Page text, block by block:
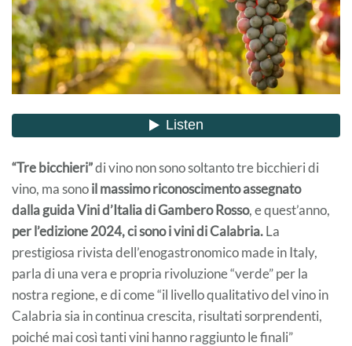
“Tre bicchieri”di vino non sono soltanto tre bicchieri di
vino, ma sonoil massimo riconoscimento assegnato
dalla guida Vini d’Italia di Gambero Rosso, e quest’anno,
per l’edizione 2024, ci sono i vini di Calabria.La
prestigiosa rivista dell’enogastronomico made in Italy,
parla di una vera e propria rivoluzione “verde” per la
nostra regione, e di come “il livello qualitativo del vino in
Calabria sia in continua crescita, risultati sorprendenti,
poiché mai così tanti vini hanno raggiunto le finali”